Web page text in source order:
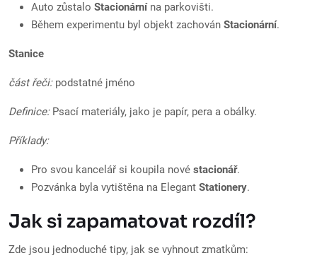
Auto zůstalo Stacionárnína parkovišti.
Během experimentu byl objekt zachován Stacionární.
Stanice
část řeči:podstatné jméno
Definice:Psací materiály, jako je papír, pera a obálky.
Příklady:
Pro svou kancelář si koupila nové stacionář.
Pozvánka byla vytištěna na Elegant Stationery.
Jak si zapamatovat rozdíl?
Zde jsou jednoduché tipy, jak se vyhnout zmatkům: